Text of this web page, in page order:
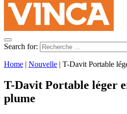
Search for:
Home | Nouvelle | T-Davit Portable
T-Davit Portable léger
plume